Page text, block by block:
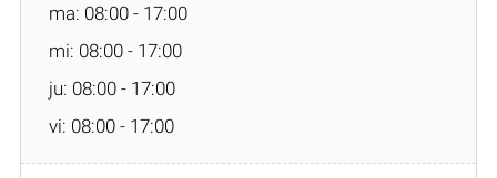
ma: 08:00 - 17:00
mi: 08:00 - 17:00
ju: 08:00 - 17:00
vi: 08:00 - 17:00